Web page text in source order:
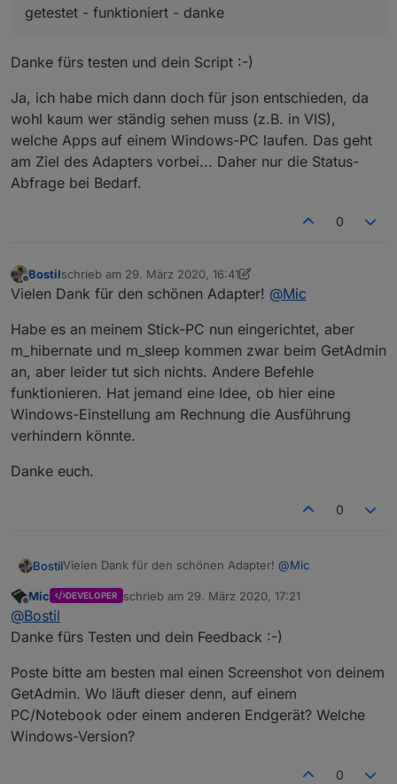
getestet - funktioniert - danke
Danke fürs testen und dein Script :-)
Ja, ich habe mich dann doch für json entschieden, da
wohl kaum wer ständig sehen muss (z.B. in VIS),
welche Apps auf einem Windows-PC laufen. Das geht
am Ziel des Adapters vorbei... Daher nur die Status-
Abfrage bei Bedarf.
0
Offline
Bostilschrieb am 29. März 2020, 16:41
zuletzt editiert von Bostil
Vielen Dank für den schönen Adapter! @Mic
Habe es an meinem Stick-PC nun eingerichtet, aber
m_hibernate und m_sleep kommen zwar beim GetAdmin
an, aber leider tut sich nichts. Andere Befehle
funktionieren. Hat jemand eine Idee, ob hier eine
Windows-Einstellung am Rechnung die Ausführung
verhindern könnte.
Danke euch.
0
BostilVielen Dank für den schönen Adapter! @Mic
Habe es an meinem Stick-PC nun eingerichtet, aber
an, aber leider tut sich nichts. Andere Befehle
Windows-Einstellung am Rechnung die Ausführung
Danke euch.
Offline
Mic DEVELOPER schrieb am 29. März 2020, 17:21
zuletzt editiert von
@Bostil
Danke fürs Testen und dein Feedback :-)
Poste bitte am besten mal einen Screenshot von deinem
GetAdmin. Wo läuft dieser denn, auf einem
PC/Notebook oder einem anderen Endgerät? Welche
Windows-Version?
0